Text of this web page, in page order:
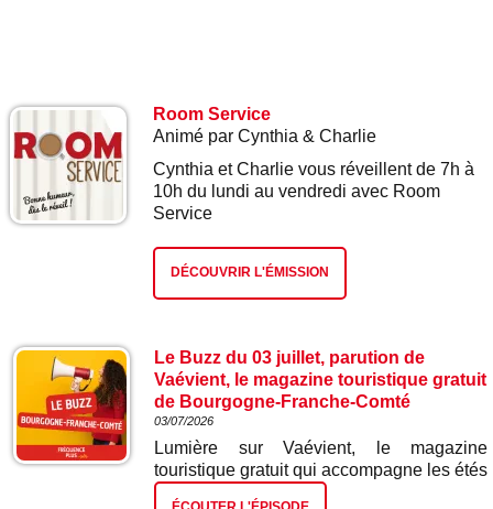
Room Service
Animé par Cynthia & Charlie
Cynthia et Charlie vous réveillent de 7h à
10h du lundi au vendredi avec Room
Service
DÉCOUVRIR L'ÉMISSION
Le Buzz du 03 juillet, parution de
Vaévient, le magazine touristique gratuit
de Bourgogne-Franche-Comté
03/07/2026
Lumière sur Vaévient, le magazine
touristique gratuit qui accompagne les étés
en Bourgogne - Franche-Comté depuis